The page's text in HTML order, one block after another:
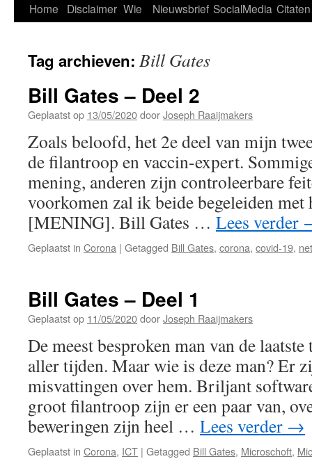
Home Disclaimer Wie Nieuwsbrief SocialMedia Citaten
Tag archieven: Bill Gates
Bill Gates – Deel 2
Geplaatst op 13/05/2020doorJoseph Raaijmakers
Zoals beloofd, het 2e deel van mijn
de filantroop en vaccin-expert.
mening, anderen zijn controleerbare
voorkomen zal ik beide begeleiden
[MENING]. Bill Gates … Lees verder
Geplaatst in Corona | Getagged Bill Gates, corona, covid-19,
Bill Gates – Deel 1
Geplaatst op 11/05/2020doorJoseph Raaijmakers
De meest besproken man van de
aller tijden. Maar wie is deze man? Er
misvattingen over hem. Briljant
groot filantroop zijn er een paar van,
beweringen zijn heel … Lees verder →
Geplaatst in Corona, ICT | Getagged Bill Gates, Microschoft,